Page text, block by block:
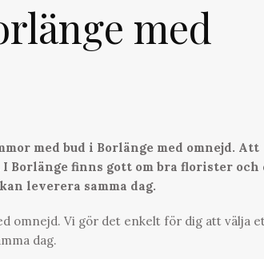
med
med bud i Borlänge med omnejd. Att
Borlänge finns gott om bra florister och
leverera samma dag.
omnejd. Vi gör det enkelt för dig att välja
dag.